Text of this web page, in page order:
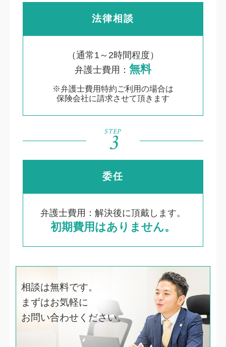
法律相談
（通常1～2時間程度）
弁護士費用： 無料
※弁護士費用特約ご利用の場合は
保険会社に請求させて頂きます
STEP
3
委任
弁護士費用：解決後に頂戴します。
初期費用はありません。
相談は無料です。
まずはお気軽に
お問い合わせください。